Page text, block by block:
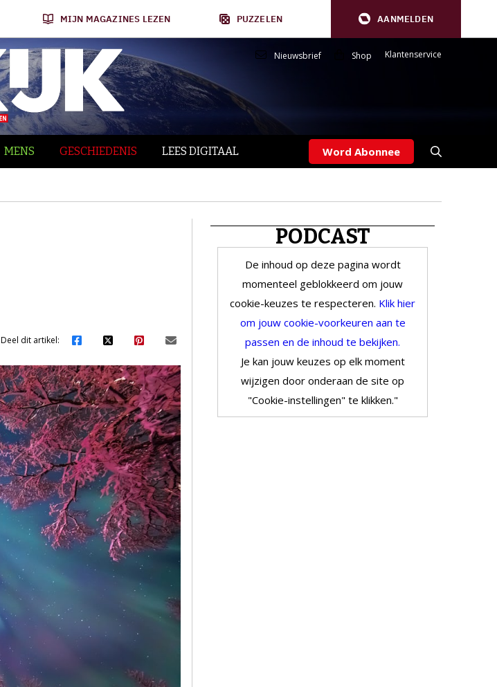
MIJN MAGAZINES LEZEN PUZZELEN AANMELDEN
Nieuwsbrief Shop Klantenservice
MENS GESCHIEDENIS LEES DIGITAAL Word Abonnee
Deel dit artikel:
PODCAST
De inhoud op deze pagina wordt
momenteel geblokkeerd om jouw
cookie-keuzes te respecteren. Klik hier
om jouw cookie-voorkeuren aan te
passen en de inhoud te bekijken.
Je kan jouw keuzes op elk moment
wijzigen door onderaan de site op
"Cookie-instellingen" te klikken."